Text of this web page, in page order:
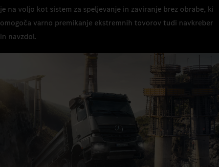
je na voljo kot sistem za speljevanje in zaviranje brez obrabe, ki
omogoča varno premikanje ekstremnih tovorov tudi navkreber
in navzdol.